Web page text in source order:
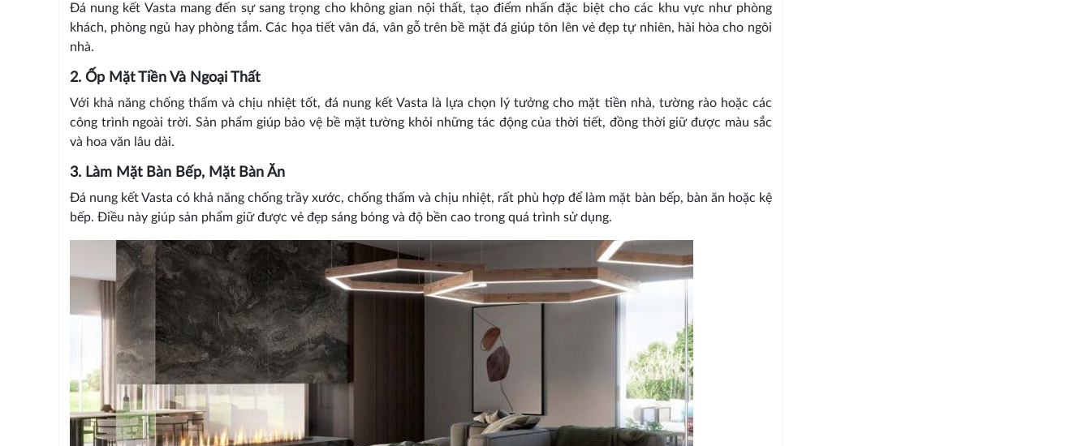
Đá nung kết Vasta mang đến sự sang trọng cho không gian nội thất, tạo điểm nhấn đặc biệt cho các khu vực như phòng
khách, phòng ngủ hay phòng tắm. Các họa tiết vân đá, vân gỗ trên bề mặt đá giúp tôn lên vẻ đẹp tự nhiên, hài hòa cho ngôi
nhà.
2. Ốp Mặt Tiền Và Ngoại Thất
Với khả năng chống thấm và chịu nhiệt tốt, đá nung kết Vasta là lựa chọn lý tưởng cho mặt tiền nhà, tường rào hoặc các
công trình ngoài trời. Sản phẩm giúp bảo vệ bề mặt tường khỏi những tác động của thời tiết, đồng thời giữ được màu sắc
và hoa văn lâu dài.
3. Làm Mặt Bàn Bếp, Mặt Bàn Ăn
Đá nung kết Vasta có khả năng chống trầy xước, chống thấm và chịu nhiệt, rất phù hợp để làm mặt bàn bếp, bàn ăn hoặc kệ
bếp. Điều này giúp sản phẩm giữ được vẻ đẹp sáng bóng và độ bền cao trong quá trình sử dụng.